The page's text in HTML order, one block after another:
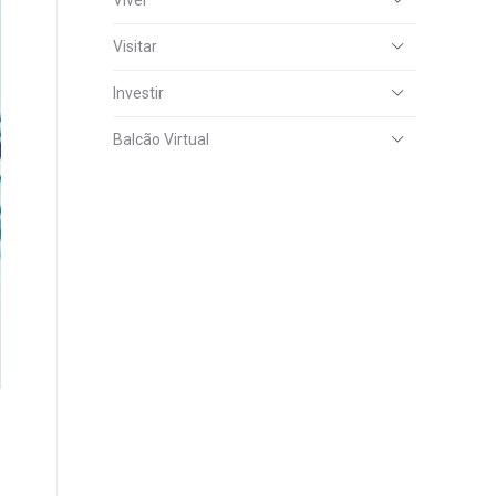
Visitar
Investir
Balcão Virtual